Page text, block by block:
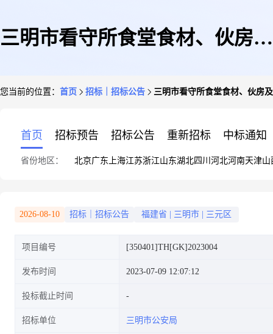
三明市看守所食堂食材、伙房及
您当前的位置： 首页 招标｜招标公告 三明市看守所食堂食材、伙房
首页 招标预告 招标公告 重新招标 中标通知
省份地区： 北京广东 上海江苏浙江山东湖北四川 河北河南天津山
2026-08-10 招标｜招标公告 福建省 三明市 三元区
项目编号 [350401]TH[GK]2023004
发布时间 2023-07-09 12:07:12
投标截止时间
招标单位 三明市公安局